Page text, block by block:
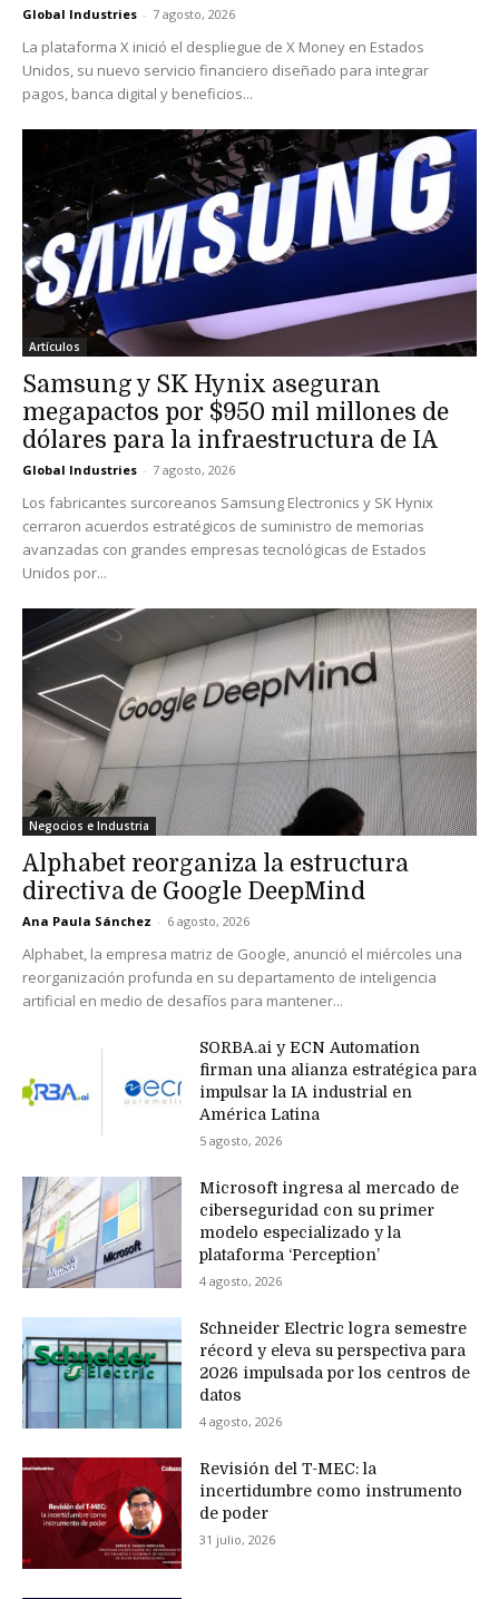
Global Industries - 7 agosto, 2026
La plataforma X inició el despliegue de X Money en Estados
Unidos, su nuevo servicio financiero diseñado para integrar
pagos, banca digital y beneficios...
Artículos
Samsung y SK Hynix aseguran
megapactos por $950 mil millones de
dólares para la infraestructura de IA
Global Industries - 7 agosto, 2026
Los fabricantes surcoreanos Samsung Electronics y SK Hynix
cerraron acuerdos estratégicos de suministro de memorias
avanzadas con grandes empresas tecnológicas de Estados
Unidos por...
Negocios e Industria
Alphabet reorganiza la estructura
directiva de Google DeepMind
Ana Paula Sánchez - 6 agosto, 2026
Alphabet, la empresa matriz de Google, anunció el miércoles una
reorganización profunda en su departamento de inteligencia
artificial en medio de desafíos para mantener...
SORBA.ai y ECN Automation
firman una alianza estratégica para
impulsar la IA industrial en
América Latina
5 agosto, 2026
Microsoft ingresa al mercado de
ciberseguridad con su primer
modelo especializado y la
plataforma ‘Perception’
4 agosto, 2026
Schneider Electric logra semestre
récord y eleva su perspectiva para
2026 impulsada por los centros de
datos
4 agosto, 2026
Revisión del T-MEC: la
incertidumbre como instrumento
de poder
31 julio, 2026